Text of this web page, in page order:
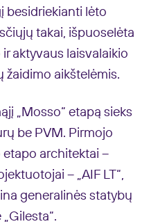
besidriekianti lėto
takai, išpuoselėta
aktyvaus laisvalaikio
žaidimo aikštelėmis.
„Mosso“ etapą sieks
be PVM. Pirmojo
etapo architektai –
– „AIF LT“,
generalinės statybų